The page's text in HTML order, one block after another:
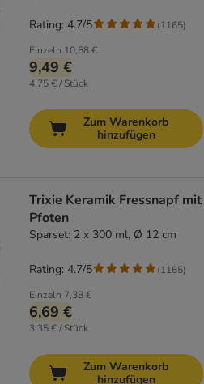
Einzeln 10,58 €
9,49 €
4,75 € / Stück
Rating: 4.7/5 (1165)
Zum Warenkorb
hinzufügen
Trixie Keramik Fressnapf mit
Pfoten
Sparset: 2 x 300 ml, Ø 12 cm
Einzeln 7,38 €
6,69 €
3,35 € / Stück
Rating: 4.7/5 (1165)
Zum Warenkorb
hinzufügen